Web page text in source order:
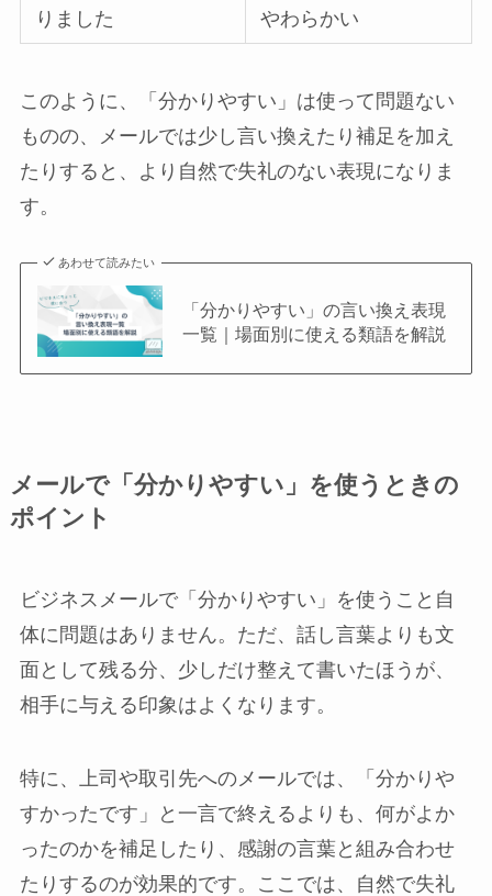
りました
やわらかい
このように、「分かりやすい」は使って問題ない
ものの、メールでは少し言い換えたり補足を加え
たりすると、より自然で失礼のない表現になりま
す。
あわせて読みたい
「分かりやすい」の言い換え表現
一覧｜場面別に使える類語を解説
メールで「分かりやすい」を使うときの
ポイント
ビジネスメールで「分かりやすい」を使うこと自
体に問題はありません。ただ、話し言葉よりも文
面として残る分、少しだけ整えて書いたほうが、
相手に与える印象はよくなります。
特に、上司や取引先へのメールでは、「分かりや
すかったです」と一言で終えるよりも、何がよか
ったのかを補足したり、感謝の言葉と組み合わせ
たりするのが効果的です。ここでは、自然で失礼